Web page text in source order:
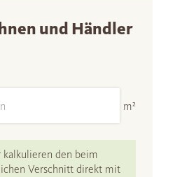
und Händler
m²
kalkulieren den beim
Verschnitt direkt mit